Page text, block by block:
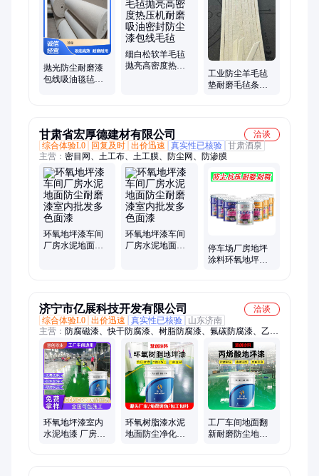
抛光防尘耐磨漆
包线吸油毯毡工
细白松软羊毛毡
抛亮高密度热压
工业防尘羊毛毡
垫耐磨毛毡条清
甘肃省宏厚德建材有限公司
洽谈
综合体验L0
回复及时 出价迅速 真实性已核验 甘肃酒泉
主营： 密目网、土工布、土工膜、防尘网、防渗膜
环氧地坪漆车间
厂房水泥地面防
环氧地坪漆车间
厂房水泥地面防
停车场厂房地坪
涂料环氧地坪漆
济宁市亿展科技开发有限公司
洽谈
综合体验L0 出价迅速 真实性已核验
山东济南
主营： 防腐磁漆、快干防腐漆、树脂防腐漆、氟碳防腐漆、乙烯
防腐漆、导静电防腐漆、富锌防腐底漆、聚氨酯防腐漆、耐高温
防腐漆、环氧树脂无毒、反光隔热防水
环氧地坪漆室内
水泥地漆 厂房车
环氧树脂漆水泥
地面防尘净化地
工厂车间地面翻
新耐磨防尘地坪